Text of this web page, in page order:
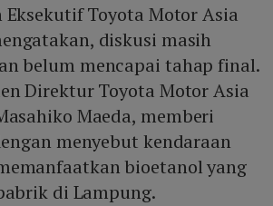
memanfaatkan campuran bioetanol
Eksekutif Toyota Motor Asia
diskusi masih
belum mencapai tahap final.
Direktur Toyota Motor Asia
Maeda, memberi
menyebut kendaraan
bioetanol yang
di Lampung.